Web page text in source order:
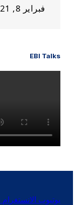
فبراير 8, 2021
EBI Talks
يوتيوب الانستغرام